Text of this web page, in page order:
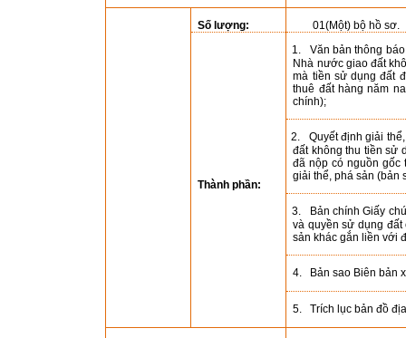
Số lượng: 01(Một) bộ hồ sơ.
Thành phần:
1.
Văn bản thông
Nhà nước giao đất
mà tiền sử dụng đất
thuê đất hàng năm
chính);
2.
Quyết định giải
đất không thu tiền sử
đã nộp có nguồn gốc
giải thể, phá sản (bản
3.
Bản chính Giấy
và quyền sử dụng
sản khác gắn liền với
4. Bản sao Biên bản
5. Trích lục bản đồ